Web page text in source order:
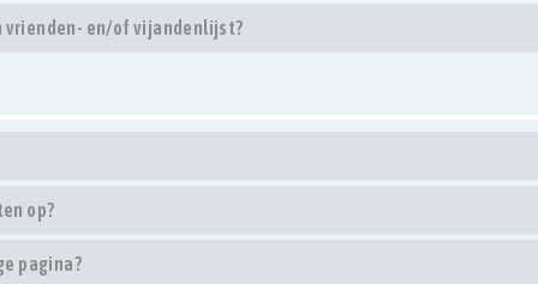
vrienden- en/of vijandenlijst?
op?
pagina?